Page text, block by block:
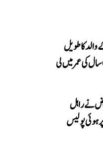
والد کا طویل
علالت کے بعد انتقال، 68 سال کی عمر میں لی
نے راہل
ہوئی پولیس